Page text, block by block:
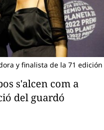
y finalista de la 71 edición
s'alcen com a
del guardó